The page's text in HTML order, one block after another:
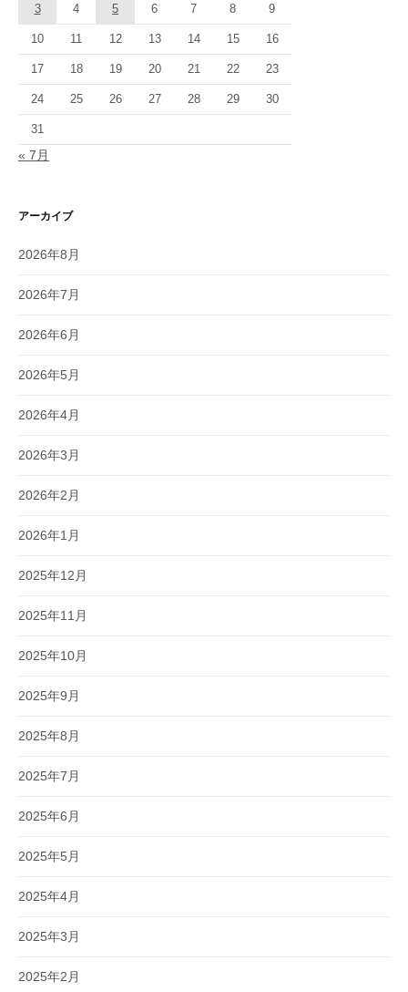
3 4 5 6 7 8 9
10 11 12 13 14 15 16
17 18 19 20 21 22 23
24 25 26 27 28 29 30
31
« 7月
アーカイブ
2026年8月
2026年7月
2026年6月
2026年5月
2026年4月
2026年3月
2026年2月
2026年1月
2025年12月
2025年11月
2025年10月
2025年9月
2025年8月
2025年7月
2025年6月
2025年5月
2025年4月
2025年3月
2025年2月